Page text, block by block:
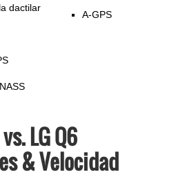
dactilar
A-GPS
LG Q6
& Velocidad